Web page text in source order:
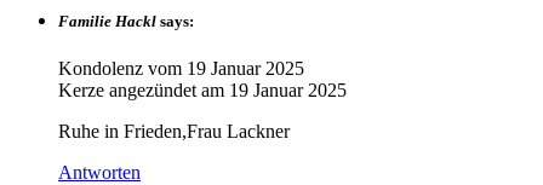
Familie Hackl says:
Kondolenz vom 19 Januar 2025
Kerze angezündet am 19 Januar 2025
Ruhe in Frieden,Frau Lackner
Antworten